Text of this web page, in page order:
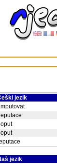
jezik
jezik